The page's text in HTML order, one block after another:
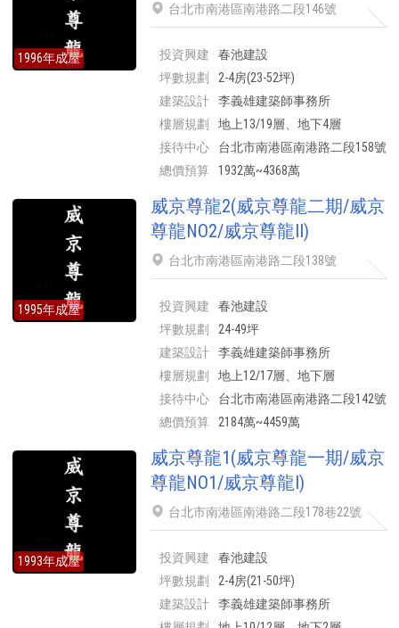
1996年成屋
台北市南港區南港路二段146號
投資興建
春池建設
坪數規劃
2-4房(23-52坪)
建築設計
李義雄建築師事務所
樓層規劃
地上13/19層、地下4層
接待中心
台北市南港區南港路二段158號
總價預算
1932萬~4368萬
1995年成屋
威京尊龍2(威京尊龍二期/威京
尊龍NO2/威京尊龍II)
台北市南港區南港路二段138號
投資興建
春池建設
坪數規劃
24-49坪
建築設計
李義雄建築師事務所
樓層規劃
地上12/17層、地下層
接待中心
台北市南港區南港路二段142號
總價預算
2184萬~4459萬
1993年成屋
威京尊龍1(威京尊龍一期/威京
尊龍NO1/威京尊龍I)
台北市南港區南港路二段178巷22號
投資興建
春池建設
坪數規劃
2-4房(21-50坪)
建築設計
李義雄建築師事務所